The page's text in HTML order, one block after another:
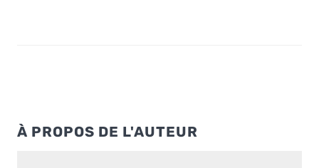
À PROPOS DE L'AUTEUR